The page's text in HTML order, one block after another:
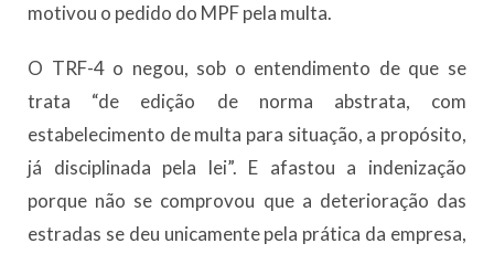
motivou o pedido do MPF pela multa.
O TRF-4 o negou, sob o entendimento de que se
trata “de edição de norma abstrata, com
estabelecimento de multa para situação, a propósito,
já disciplinada pela lei”. E afastou a indenização
porque não se comprovou que a deterioração das
estradas se deu unicamente pela prática da empresa,